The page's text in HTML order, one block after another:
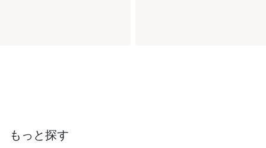
もっと探す